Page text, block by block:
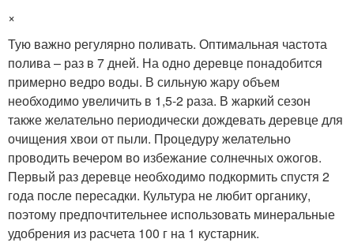
×
Тую важно регулярно поливать. Оптимальная частота
полива – раз в 7 дней. На одно деревце понадобится
примерно ведро воды. В сильную жару объем
необходимо увеличить в 1,5-2 раза. В жаркий сезон
также желательно периодически дождевать деревце для
очищения хвои от пыли. Процедуру желательно
проводить вечером во избежание солнечных ожогов.
Первый раз деревце необходимо подкормить спустя 2
года после пересадки. Культура не любит органику,
поэтому предпочтительнее использовать минеральные
удобрения из расчета 100 г на 1 кустарник.